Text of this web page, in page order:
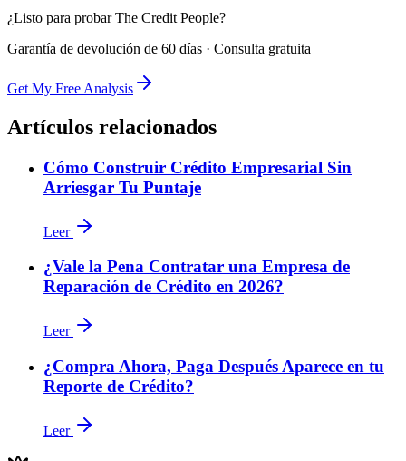
¿Listo para probar The Credit People?
Garantía de devolución de 60 días · Consulta gratuita
Get My Free Analysis
Artículos relacionados
Cómo Construir Crédito Empresarial Sin
Arriesgar Tu Puntaje
Leer
¿Vale la Pena Contratar una Empresa de
Reparación de Crédito en 2026?
Leer
¿Compra Ahora, Paga Después Aparece en tu
Reporte de Crédito?
Leer